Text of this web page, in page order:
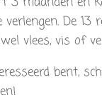
De 13
vlees, vis of
bent,